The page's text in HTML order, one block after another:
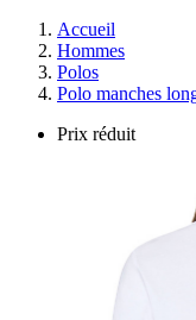
Accueil
Hommes
Polos
Polo manches
Prix réduit